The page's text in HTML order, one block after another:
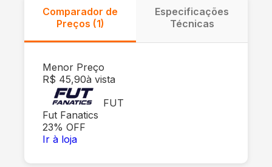
Comparador de
Preços (1)
Especificações
Técnicas
Menor Preço
R$ 45,90à vista
FUT
Fut Fanatics
23% OFF
Ir à loja